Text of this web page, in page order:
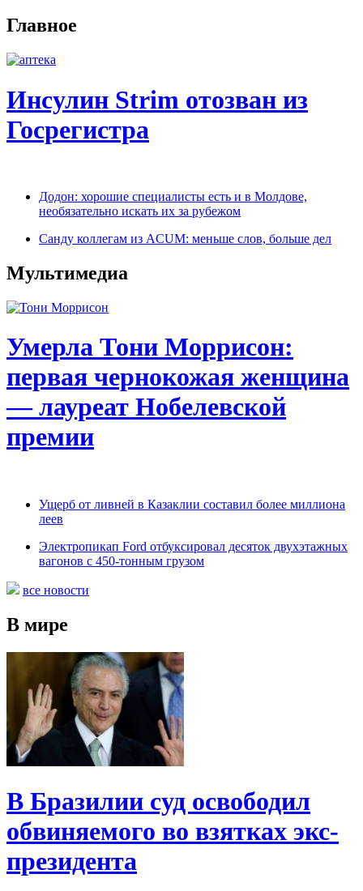
Главное
Инсулин Strim отозван из
Госрегистра
Додон: хорошие специалисты есть и в Молдове,
необязательно искать их за рубежом
Санду коллегам из ACUM: меньше слов, больше дел
Мультимедиа
Умерла Тони Моррисон:
первая чернокожая женщина
— лауреат Нобелевской
премии
Ущерб от ливней в Казаклии составил более миллиона
леев
Электропикап Ford отбуксировал десяток двухэтажных
вагонов с 450-тонным грузом
все новости
В мире
В Бразилии суд освободил
обвиняемого во взятках экс-
президента